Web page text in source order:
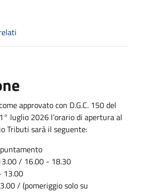
approvato con D.G.C. 150 del
luglio 2026 l’orario di apertura al
Tributi sarà il seguente:
/ 16.00 - 18.30
13.00
/ (pomeriggio solo su